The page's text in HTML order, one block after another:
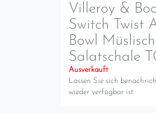
Villeroy &
Switch Twist
Bowl
Salatschale
Ausverkauft
Lassen Sie sich
wieder verfügbar ist.